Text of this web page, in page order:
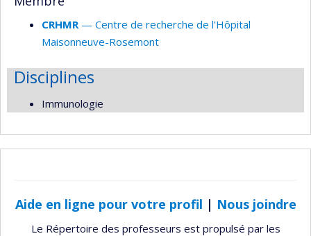
CRHMR— Centre de recherche de l'Hôpital
Maisonneuve-Rosemont
Disciplines
Immunologie
Aide en ligne pour votre profil | Nous joindre
Le Répertoire des professeurs est propulsé par les